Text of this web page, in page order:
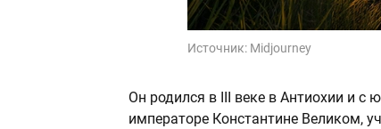
Источник: Midjourney
Он родился в III веке в Антиохии и с
императоре Константине Великом,